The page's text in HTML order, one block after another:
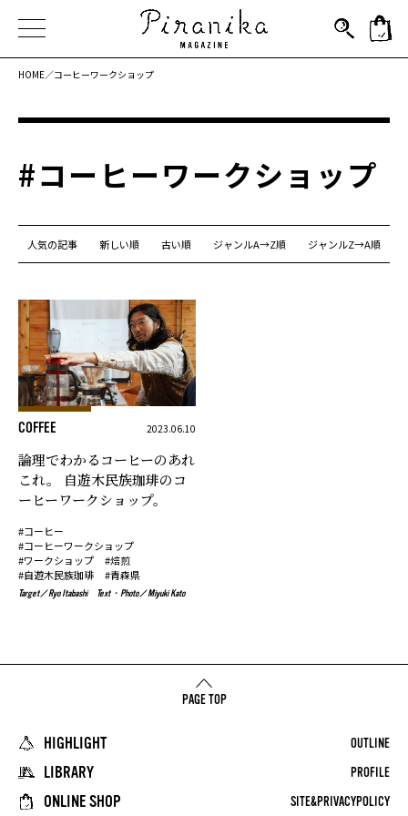
HOME／コーヒーワークショップ
#コーヒーワークショップ
人気の記事 新しい順 古い順 ジャンルA→Z順 ジャンルZ→A順
COFFEE 2023.06.10
論理でわかるコーヒーのあれ
これ。
自遊木民族珈琲のコ
ーヒーワークショップ。
#コーヒー
#コーヒーワークショップ
#ワークショップ
#焙煎
#自遊木民族珈琲
#青森県
Target Ryo Itabashi Text・Photo Miyuki Kato
PAGE TOP
HIGHLIGHT OUTLINE
LIBRARY PROFILE
ONLINE SHOP SITE&PRIVACYPOLICY